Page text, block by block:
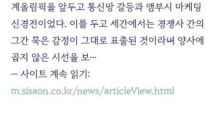
계올림픽을 앞두고 통신망 갈등과 앰부시 마케팅
신경전이었다. 이를 두고 세간에서는 경쟁사 간의
그간 묵은 감정이 그대로 표출된 것이라며 양사에
곱지 않은 시선을 보…
— 사이트 계속 읽기:
m.sisaon.co.kr/news/articleView.html